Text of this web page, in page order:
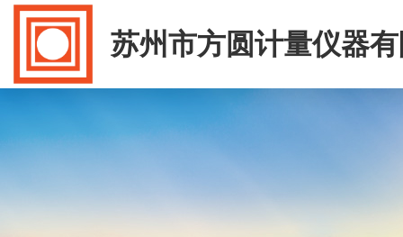
苏州市方圆计量仪器